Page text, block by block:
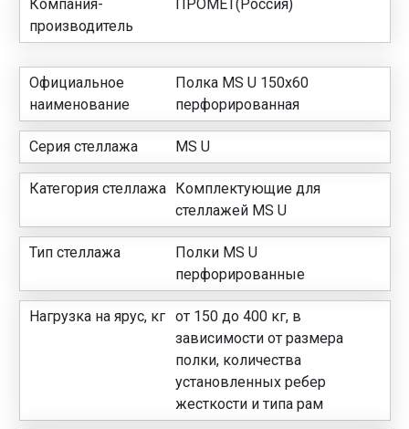
Компания-
производитель
ПРОМЕТ(Россия)
Официальное
наименование
Полка MS U 150х60
перфорированная
Серия стеллажа MS U
Категория стеллажа Комплектующие для
стеллажей MS U
Тип стеллажа
Полки MS U
перфорированные
Нагрузка на ярус, кг
от 150 до 400 кг, в
зависимости от размера
полки, количества
установленных ребер
жесткости и типа рам